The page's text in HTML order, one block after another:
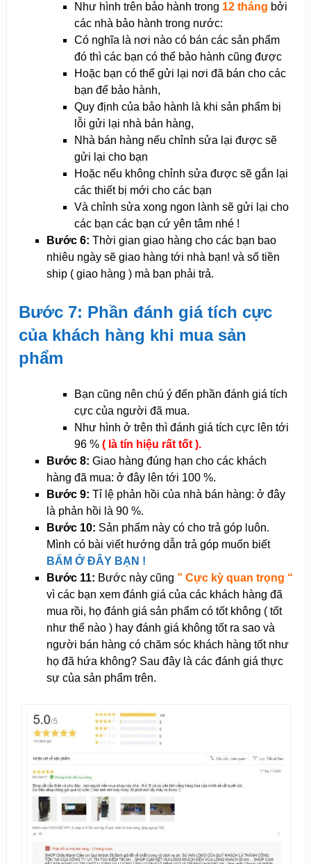
Như hình trên bảo hành trong 12 tháng bởi
các nhà bảo hành trong nước:
Có nghĩa là nơi nào có bán các sản phẩm
đó thì các bạn có thể bảo hành cũng được
Hoặc bạn có thể gửi lại nơi đã bán cho các
bạn để bảo hành,
Quy định của bảo hành là khi sản phẩm bị
lỗi gửi lại nhà bán hàng,
Nhà bán hàng nếu chỉnh sửa lại được sẽ
gửi lại cho bạn
Hoặc nếu không chỉnh sửa được sẽ gắn lại
các thiết bị mới cho các bạn
Và chỉnh sửa xong ngon lành sẽ gửi lại cho
các bạn các bạn cứ yên tâm nhé !
Bước 6: Thời gian giao hàng cho các bạn bao
nhiêu ngày sẽ giao hàng tới nhà bạn! và số tiền
ship ( giao hàng ) mà bạn phải trả.
Bước 7: Phần đánh giá tích cực
của khách hàng khi mua sản
phẩm
Bạn cũng nên chú ý đến phần đánh giá tích
cực của người đã mua.
Như hình ở trên thì đánh giá tích cực lên tới
96 %( là tín hiệu rất tốt ).
Bước 8: Giao hàng đúng hạn cho các khách
hàng đã mua: ở đây lên tới 100 %.
Bước 9: Tỉ lệ phản hồi của nhà bán hàng: ở đây
là phản hồi là 90 %.
Bước 10: Sản phẩm này có cho trả góp luôn.
Mình có bài viết hướng dẫn trả góp muốn biết
BẤM Ở ĐÂY BẠN !
Bước 11: Bước này cũng ” Cực kỳ quan trọng “
vì các bạn xem đánh giá của các khách hàng đã
mua rồi, họ đánh giá sản phẩm có tốt không ( tốt
như thế nào ) hay đánh giá không tốt ra sao và
người bán hàng có chăm sóc khách hàng tốt như
họ đã hứa không? Sau đây là các đánh giá thực
sự của sản phẩm trên.